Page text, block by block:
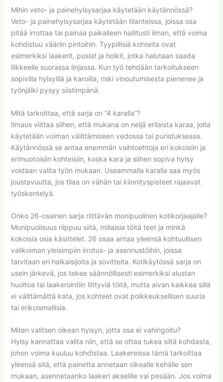
Mihin veto- ja painehylsysarjaa käytetään käytännössä?
Veto- ja painehylsysarjaa käytetään tilanteissa, joissa osa
pitää irrottaa tai painaa paikalleen hallitusti ilman, että voima
kohdistuu vääriin pintoihin. Tyypillisiä kohteita ovat
esimerkiksi laakerit, puslat ja holkit, jotka halutaan saada
liikkeelle suorassa linjassa. Kun työ tehdään tarkoitukseen
sopivilla hylsyillä ja karoilla, riski vinoutumisesta pienenee ja
työnjälki pysyy siistimpänä.
Mitä tarkoittaa, että sarja on “4 karalla”?
Ilmaus viittaa siihen, että mukana on neljä erilaista karaa, joita
käytetään voiman välittämiseen vedossa tai puristuksessa.
Käytännössä se antaa enemmän vaihtoehtoja eri kokoisiin ja
erimuotoisiin kohteisiin, koska kara ja siihen sopiva hylsy
voidaan valita työn mukaan. Useammalla karalla saa myös
joustavuutta, jos tilaa on vähän tai kiinnityspisteet rajaavat
työskentelyä.
Onko 26-osainen sarja riittävän monipuolinen kotikorjaajalle?
Monipuolisuus riippuu siitä, millaisia töitä teet ja minkä
kokoisia osia käsittelet. 26 osaa antaa yleensä kohtuullisen
valikoiman yleisimpiin irrotus- ja asennustöihin, joissa
tarvitaan eri halkaisijoita ja sovitteita. Kotikäytössä sarja on
usein järkevä, jos tekee säännöllisesti esimerkiksi alustan
huoltoa tai laakerointiin liittyviä töitä, mutta aivan kaikkea sillä
ei välttämättä kata, jos kohteet ovat poikkeuksellisen suuria
tai erikoismallisia.
Miten valitsen oikean hylsyn, jotta osa ei vahingoitu?
Hylsy kannattaa valita niin, että se ottaa tukea siitä kohdasta,
johon voima kuuluu kohdistaa. Laakereissa tämä tarkoittaa
yleensä sitä, että painetta annetaan oikealle kehälle sen
mukaan, asennetaanko laakeri akselille vai pesään. Jos voima